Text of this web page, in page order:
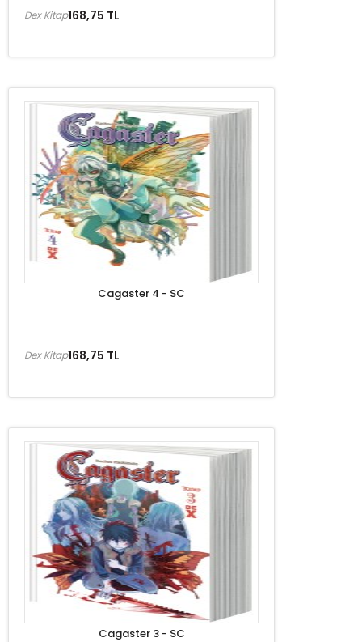
168,75 TL
Dex Kitap
Cagaster 4 - SC
168,75 TL
Dex Kitap
Cagaster 3 - SC